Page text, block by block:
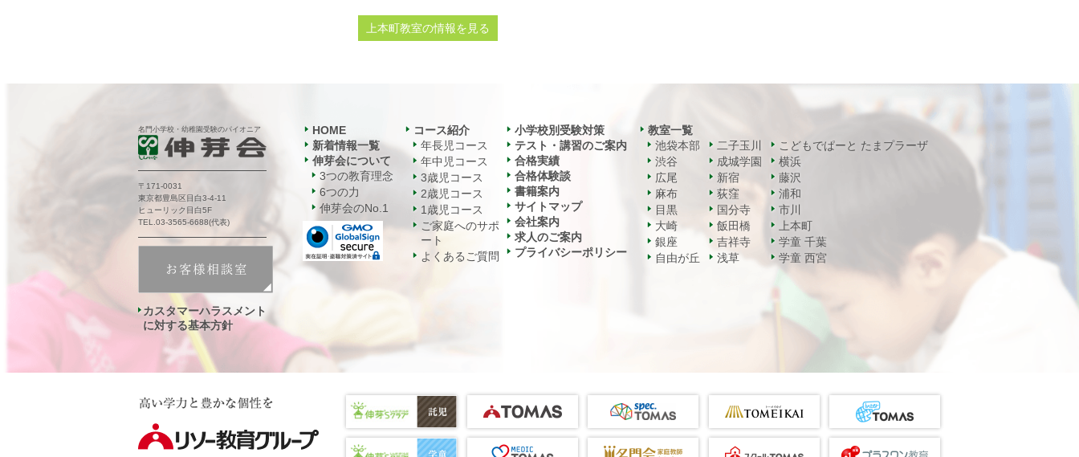
上本町教室の情報を見る
名門小学校・幼稚園受験のパイオニア
〒171-0031
東京都豊島区目白3-4-11
ヒューリック目白5F
TEL.03-3565-6688(代表)
カスタマーハラスメント
に対する基本方針
HOME
新着情報一覧
伸芽会について
3つの教育理念
6つの力
伸芽会のNo.1
コース紹介
年長児コース
年中児コース
3歳児コース
2歳児コース
1歳児コース
ご家庭へのサポ
ート
よくあるご質問
小学校別受験対策
テスト・講習のご案内
合格実績
合格体験談
書籍案内
サイトマップ
会社案内
求人のご案内
プライバシーポリシー
教室一覧
池袋本部
渋谷
広尾
麻布
目黒
大崎
銀座
自由が丘
二子玉川
成城学園
新宿
荻窪
国分寺
飯田橋
吉祥寺
浅草
こどもでぱーと たまプラーザ
横浜
藤沢
浦和
市川
上本町
学童 千葉
学童 西宮